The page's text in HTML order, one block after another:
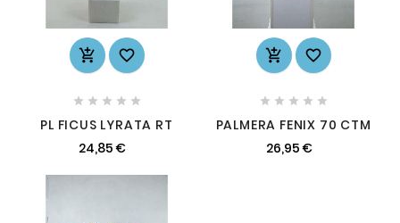
 
    
PL FICUS LYRATA RT
24,85 €
 
    
PALMERA FENIX 70 CTM
26,95 €